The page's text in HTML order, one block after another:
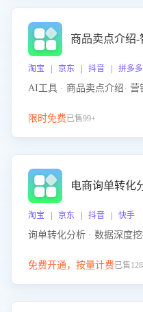
商品卖点介绍-
淘宝 | 京东 | 抖音 | 拼多多
AI工具 · 商品卖点介绍· 营
限时免费已售99+
电商询单转化
淘宝 | 京东 | 抖音 | 快手
询单转化分析 · 数据深度
免费开通，按量计费已售